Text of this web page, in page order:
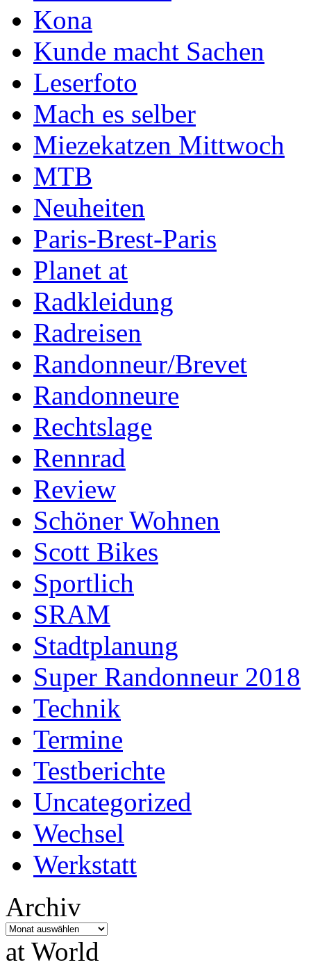
Kona
Kunde macht Sachen
Leserfoto
Mach es selber
Miezekatzen Mittwoch
MTB
Neuheiten
Paris-Brest-Paris
Planet at
Radkleidung
Radreisen
Randonneur/Brevet
Randonneure
Rechtslage
Rennrad
Review
Schöner Wohnen
Scott Bikes
Sportlich
SRAM
Stadtplanung
Super Randonneur 2018
Technik
Termine
Testberichte
Uncategorized
Wechsel
Werkstatt
Archiv
Archiv
at World